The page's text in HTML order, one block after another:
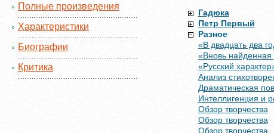
Полные произведения
Характеристики
Биографии
Критика
Гадюка
Петр Первый
Разное
«В двадцать два
«Вновь
«Русский
Анализ
Драматическая
Интеллигенция и
Обзор творчества
Обзор творчества
Обзор творчества